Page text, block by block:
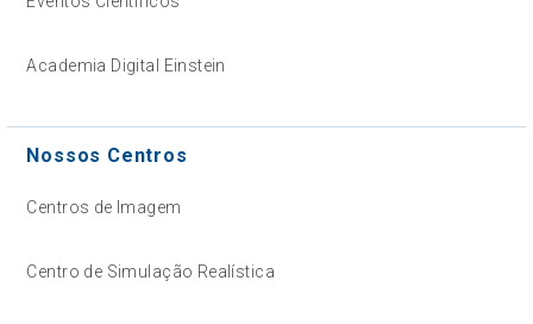
Academia Digital Einstein
Nossos Centros
Centros de Imagem
Centro de Simulação Realística